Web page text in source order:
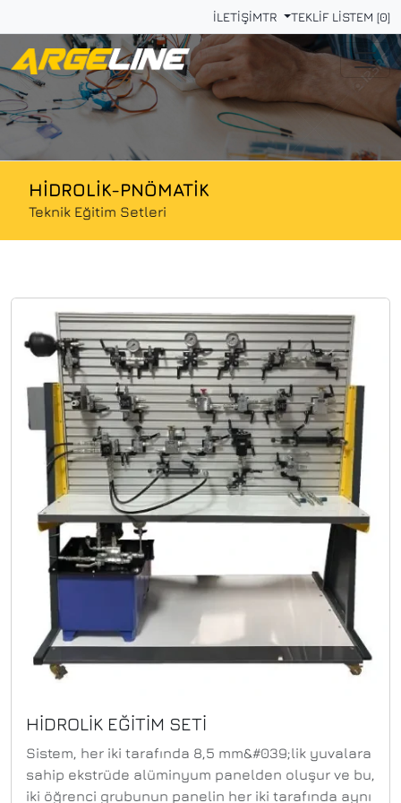
İLETİŞİMTR TEKLİF LİSTEM [0]
HİDROLİK-PNÖMATİK
Teknik Eğitim Setleri
HİDROLİK EĞİTİM SETİ
Sistem, her iki tarafında 8,5 mm&#039;lik yuvalara
sahip ekstrüde alüminyum panelden oluşur ve bu,
iki öğrenci grubunun panelin her iki tarafında aynı